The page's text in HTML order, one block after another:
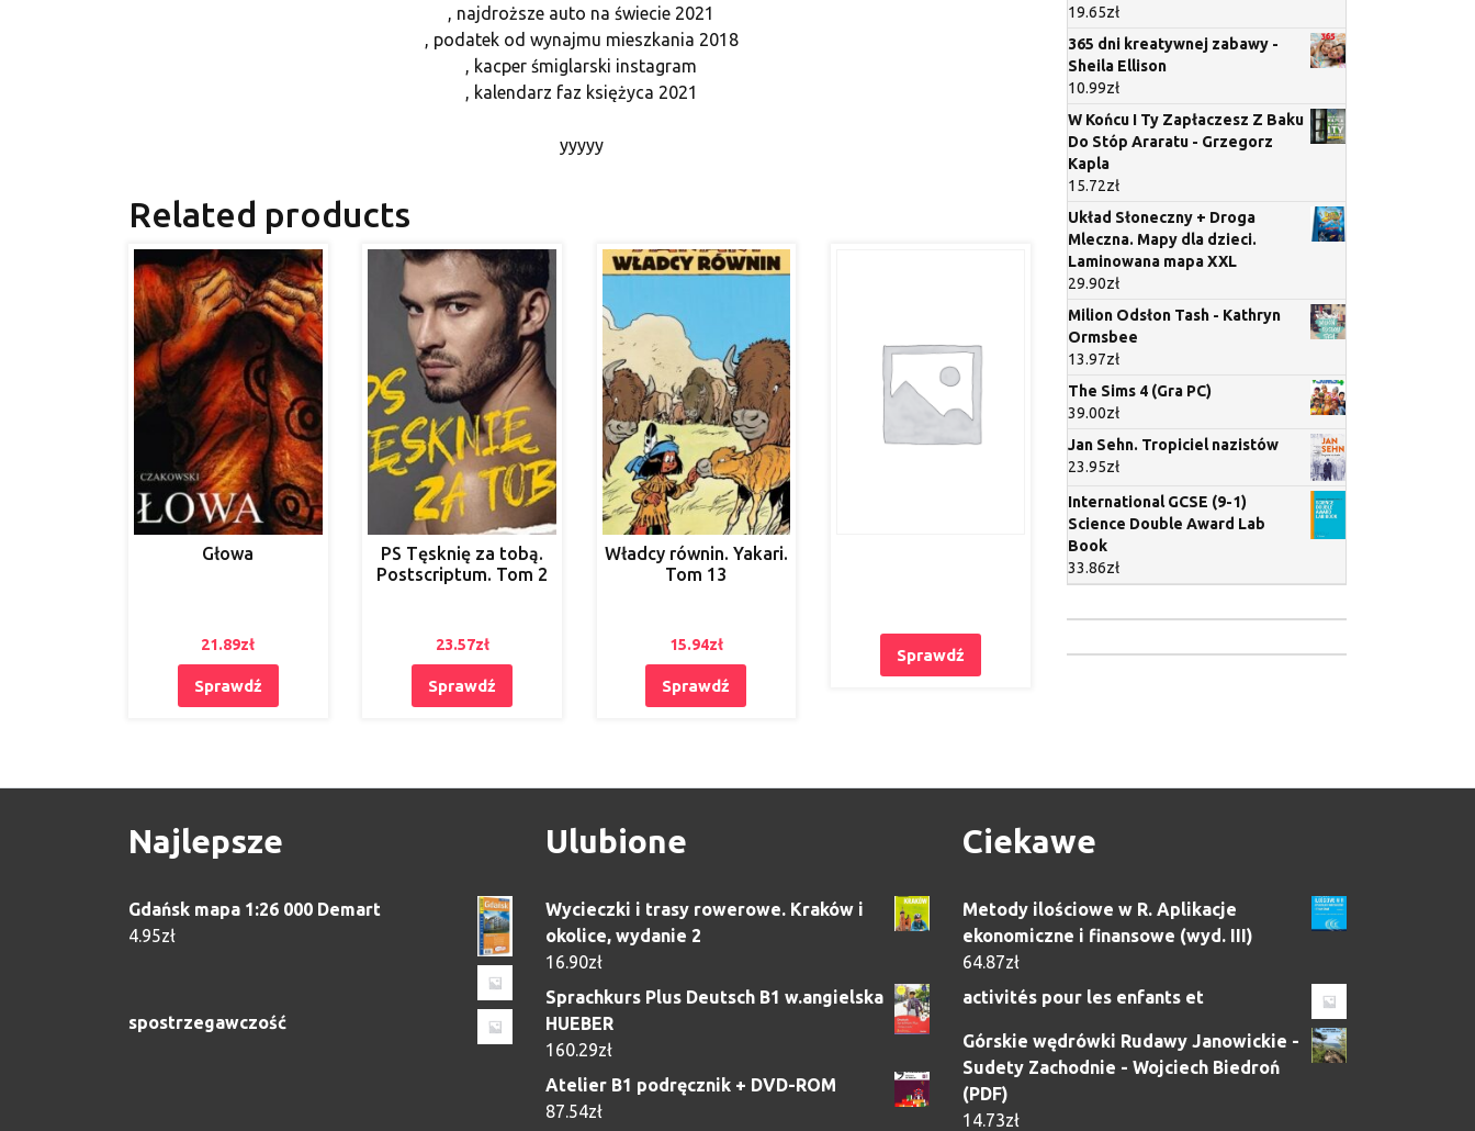
, najdroższe auto na świecie 2021
, podatek od wynajmu mieszkania 2018
, kacper śmiglarski instagram
, kalendarz faz księżyca 2021
yyyyy
Related products
Głowa
21.89zł
Sprawdź
PS Tęsknię za tobą.
Postscriptum. Tom 2
23.57zł
Sprawdź
Władcy równin. Yakari.
Tom 13
15.94zł
Sprawdź
Sprawdź
19.65zł
365 dni kreatywnej zabawy -
Sheila Ellison
10.99zł
W Końcu I Ty Zapłaczesz Z Baku
Do Stóp Araratu - Grzegorz
Kapla
15.72zł
Układ Słoneczny + Droga
Mleczna. Mapy dla dzieci.
Laminowana mapa XXL
29.90zł
Milion Odsłon Tash - Kathryn
Ormsbee
13.97zł
The Sims 4 (Gra PC)
39.00zł
Jan Sehn. Tropiciel nazistów
23.95zł
International GCSE (9-1)
Science Double Award Lab
Book
33.86zł
Najlepsze
Gdańsk mapa 1:26 000 Demart
4.95zł
spostrzegawczość
Ulubione
Wycieczki i trasy rowerowe. Kraków i
okolice, wydanie 2
16.90zł
Sprachkurs Plus Deutsch B1 w.angielska
HUEBER
160.29zł
Atelier B1 podręcznik + DVD-ROM
87.54zł
Ciekawe
Metody ilościowe w R. Aplikacje
ekonomiczne i finansowe (wyd. III)
64.87zł
activités pour les enfants et
Górskie wędrówki Rudawy Janowickie -
Sudety Zachodnie - Wojciech Biedroń
(PDF)
14.73zł